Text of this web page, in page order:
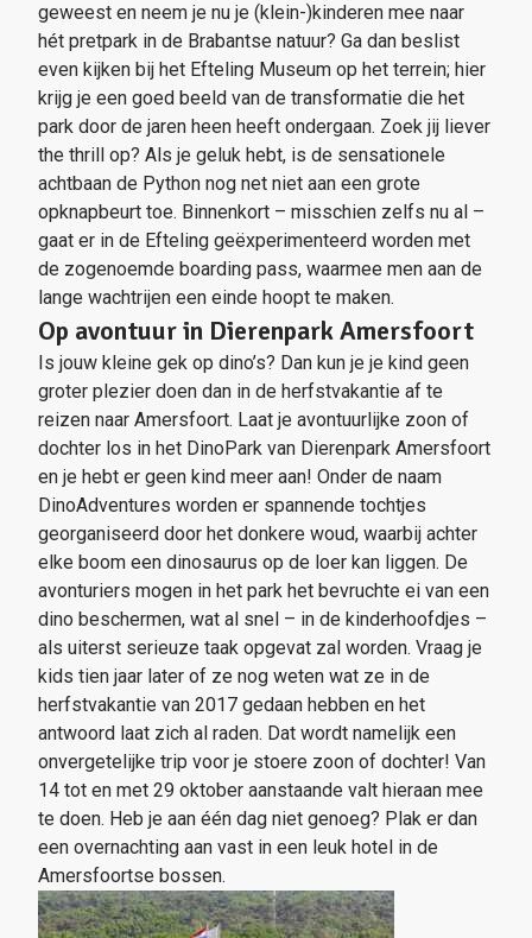
geweest en neem je nu je (klein-)kinderen mee naar
hét pretpark in de Brabantse natuur? Ga dan beslist
even kijken bij het Efteling Museum op het terrein; hier
krijg je een goed beeld van de transformatie die het
park door de jaren heen heeft ondergaan. Zoek jij liever
the thrill op? Als je geluk hebt, is de sensationele
achtbaan de Python nog net niet aan een grote
opknapbeurt toe. Binnenkort – misschien zelfs nu al –
gaat er in de Efteling geëxperimenteerd worden met
de zogenoemde boarding pass, waarmee men aan de
lange wachtrijen een einde hoopt te maken.
Op avontuur in Dierenpark Amersfoort
Is jouw kleine gek op dino’s? Dan kun je je kind geen
groter plezier doen dan in de herfstvakantie af te
reizen naar Amersfoort. Laat je avontuurlijke zoon of
dochter los in het DinoPark van Dierenpark Amersfoort
en je hebt er geen kind meer aan! Onder de naam
DinoAdventures worden er spannende tochtjes
georganiseerd door het donkere woud, waarbij achter
elke boom een dinosaurus op de loer kan liggen. De
avonturiers mogen in het park het bevruchte ei van een
dino beschermen, wat al snel – in de kinderhoofdjes –
als uiterst serieuze taak opgevat zal worden. Vraag je
kids tien jaar later of ze nog weten wat ze in de
herfstvakantie van 2017 gedaan hebben en het
antwoord laat zich al raden. Dat wordt namelijk een
onvergetelijke trip voor je stoere zoon of dochter! Van
14 tot en met 29 oktober aanstaande valt hieraan mee
te doen. Heb je aan één dag niet genoeg? Plak er dan
een overnachting aan vast in een leuk hotel in de
Amersfoortse bossen.